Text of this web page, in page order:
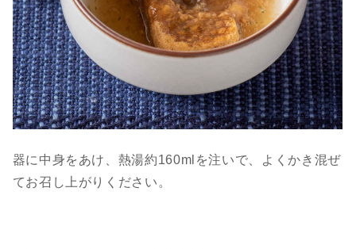
器に中身をあけ、熱湯約160mlを注いで、よくかき混ぜ
てお召し上がりください。